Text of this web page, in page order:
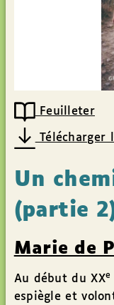
Feuilleter
Télécharger
Un
(partie
Marie de
Au début du XXe
espiègle et